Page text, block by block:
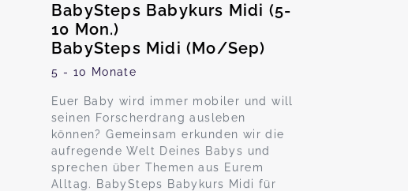
BabySteps Babykurs Midi (5-
10 Mon.)
BabySteps Midi (Mo/Sep)
5 - 10 Monate
Euer Baby wird immer mobiler und will
seinen Forscherdrang ausleben
können? Gemeinsam erkunden wir die
aufregende Welt Deines Babys und
sprechen über Themen aus Eurem
Alltag. BabySteps Babykurs Midi für